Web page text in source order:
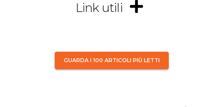
Link utili
GUARDA I 100 ARTICOLI PIÙ LETTI